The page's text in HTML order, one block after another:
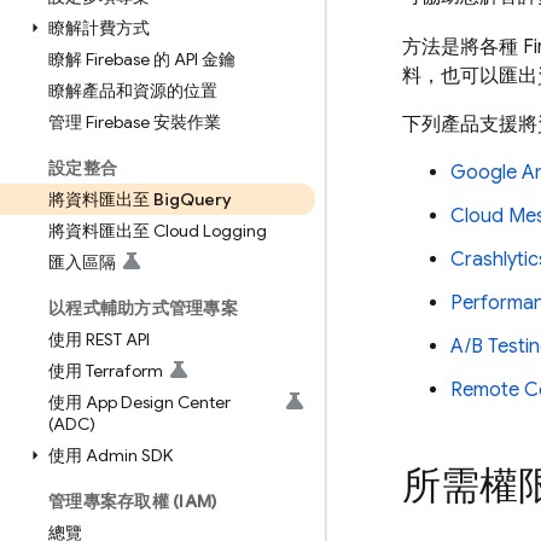
瞭解計費方式
瞭解 Firebase 的 API 金鑰
瞭解產品和資源的位置
管理 Firebase 安裝作業
設定整合
將資料匯出至 BigQuery
將資料匯出至 Cloud Logging
匯入區隔
以程式輔助方式管理專案
使用 REST API
使用 Terraform
使用 App Design Center
(ADC)
使用 Admin SDK
管理專案存取權 (IAM)
總覽
方法是將各種
料，也可以匯
下列產品支援
Google
Cloud
A/B
Remote
所需權